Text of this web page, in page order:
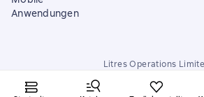
Anwendungen
Litres Operations